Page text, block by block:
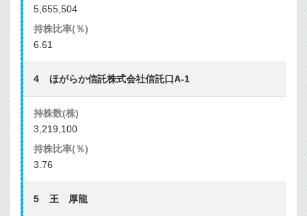
5,655,504
6.61
ほがらか信託株式会社信託口A-1
3,219,100
3.76
王 厚龍